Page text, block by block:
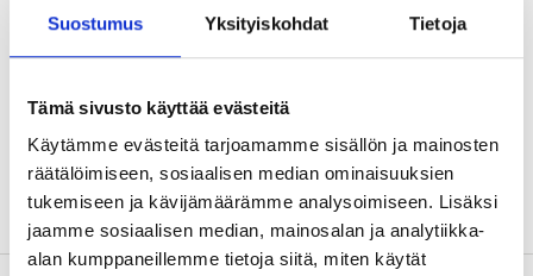
Suostumus Yksityiskohdat Tietoja
Tämä sivusto käyttää evästeitä
Käytämme evästeitä tarjoamamme sisällön ja mainosten
räätälöimiseen, sosiaalisen median ominaisuuksien
tukemiseen ja kävijämäärämme analysoimiseen. Lisäksi
jaamme sosiaalisen median, mainosalan ja analytiikka-
alan kumppaneillemme tietoja siitä, miten käytät
Technical specifications
Colour
White